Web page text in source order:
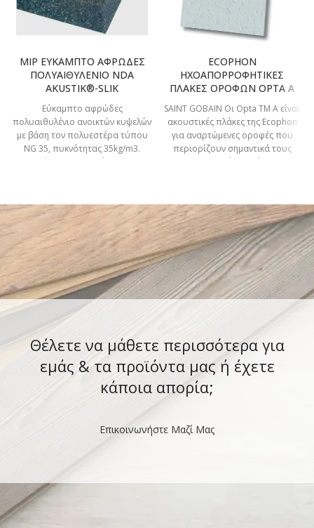
MIP ΕΥΚΑΜΠΤΟ ΑΦΡΩΔΕΣ
ΠΟΛΥΑΙΘΥΛΕΝΙΟ NDA
AKUSTIK®-SLIK
Εύκαμπτο αφρώδες
πολυαιθυλένιο ανοικτών κυψελών
με βάση τον πολυεστέρα τύπου
NG 35, πυκνότητας 35kg/m3.
Συστήνεται ανεπιφύλακτα σε
ECOPHON
ΗΧΟΑΠΟΡΡΟΦΗΤΙΚΕΣ
ΠΛΑΚΕΣ ΟΡΟΦΩΝ OPTA A
SAINT GOBAIN Οι Οpta TM A είναι
ακουστικές πλάκες της Εcophon
για αναρτώμενες οροφές που
περιορίζουν σημαντικά τους
ενοχλητικούς θορύβους
Θέλετε να μάθετε περισσότερα για
εμάς & τα προϊόντα μας ή έχετε
κάποια απορία;
Επικοινωνήστε Μαζί Μας